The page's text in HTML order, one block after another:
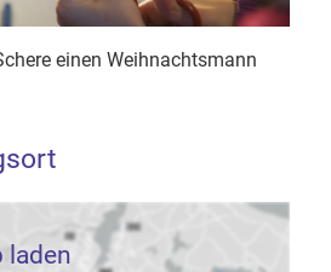
einen Weihnachtsmann
laden